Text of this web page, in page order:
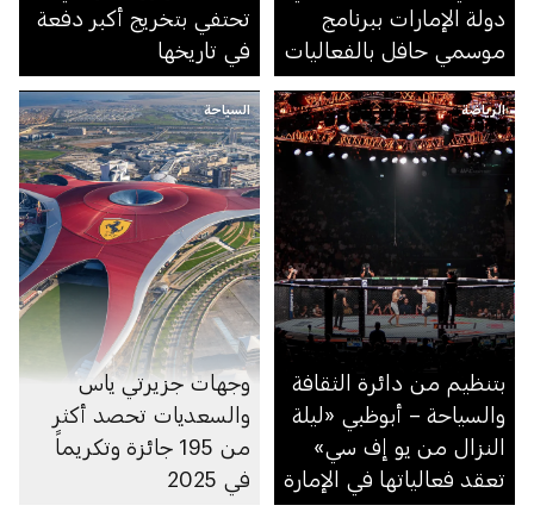
دولة الإمارات ببرنامج
موسمي حافل بالفعاليات
تحتفي بتخريج أكبر دفعة
في تاريخها
الرياضة
بتنظيم من دائرة الثقافة
والسياحة – أبوظبي «ليلة
النزال من يو إف سي»
تعقد فعالياتها في الإمارة
السياحة
وجهات جزيرتي ياس
والسعديات تحصد أكثر
من 195 جائزة وتكريماً
في 2025